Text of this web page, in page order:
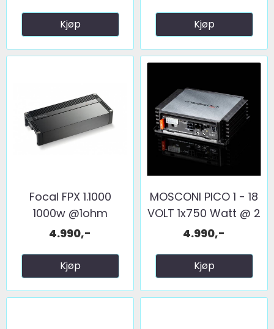
Kjøp Kjøp
Focal FPX 1.1000
1000w @1ohm
4.990,-
Kjøp
MOSCONI PICO 1 - 18
VOLT 1x750 Watt @ 2
...
4.990,-
Kjøp